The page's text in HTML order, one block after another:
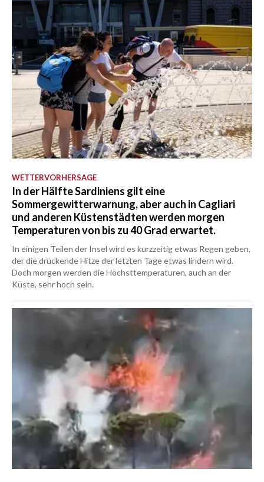
WETTERVORHERSAGE
In der Hälfte Sardiniens gilt eine
Sommergewitterwarnung, aber auch in Cagliari
und anderen Küstenstädten werden morgen
Temperaturen von bis zu 40 Grad erwartet.
In einigen Teilen der Insel wird es kurzzeitig etwas Regen geben,
der die drückende Hitze der letzten Tage etwas lindern wird.
Doch morgen werden die Höchsttemperaturen, auch an der
Küste, sehr hoch sein.